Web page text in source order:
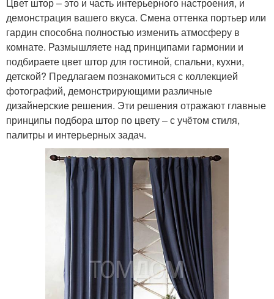
демонстрация вашего вкуса. Смена оттенка портьер или
гардин способна полностью изменить атмосферу в
комнате. Размышляете над принципами гармонии и
подбираете цвет штор для гостиной, спальни, кухни,
детской? Предлагаем познакомиться с коллекцией
фотографий, демонстрирующими различные
дизайнерские решения. Эти решения отражают главные
принципы подбора штор по цвету – с учётом стиля,
палитры и интерьерных задач.